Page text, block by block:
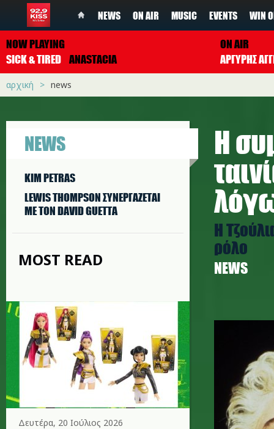
NEWS ON AIR MUSIC EVENTS WIN
NOW PLAYING
SICK & TIRED ANASTACIA
ON AIR
ΑΡΓΥΡΗΣ
αρχική news
NEWS
KIM PETRAS
LEWIS THOMPSON ΣΥΝΕΡΓAΖΕΤΑΙ
ΜΕ ΤΟΝ DAVID GUETTA
MOST READ
Δευτέρα, 20 Ιούλιος 2026
Η
H
ρόλο
NEWS